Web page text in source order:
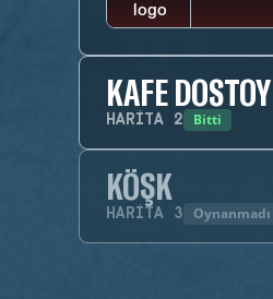
KAFE
HARITA 2 Bitti
KÖŞK
HARITA 3 Oynanmadı